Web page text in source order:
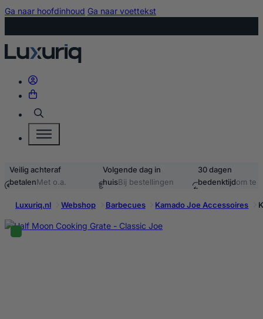
Ga naar hoofdinhoud Ga naar voettekst
Zoeken
Veilig achteraf
betalenMet o.a.
Volgende dag in
huisBij bestellingen
30 dagen
bedenktijdom te
Luxuriq.nl
Webshop Barbecues Kamado Joe Accessoires